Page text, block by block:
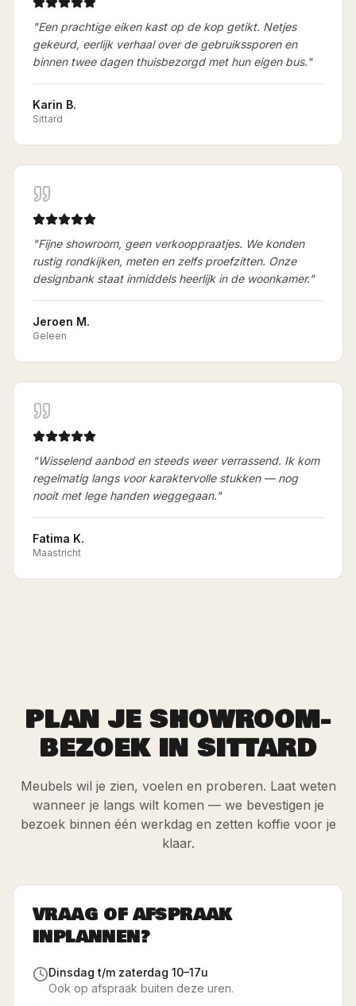
"Een prachtige eiken kast op de kop getikt. Netjes
gekeurd, eerlijk verhaal over de gebruikssporen en
binnen twee dagen thuisbezorgd met hun eigen bus."
Karin B.
Sittard
"Fijne showroom, geen verkooppraatjes. We konden
rustig rondkijken, meten en zelfs proefzitten. Onze
designbank staat inmiddels heerlijk in de woonkamer."
Jeroen M.
Geleen
"Wisselend aanbod en steeds weer verrassend. Ik kom
regelmatig langs voor karaktervolle stukken — nog
nooit met lege handen weggegaan."
Fatima K.
Maastricht
PLAN JE SHOWROOM-
BEZOEK IN SITTARD
Meubels wil je zien, voelen en proberen. Laat weten
wanneer je langs wilt komen — we bevestigen je
bezoek binnen één werkdag en zetten koffie voor je
klaar.
VRAAG OF AFSPRAAK
INPLANNEN?
Dinsdag t/m zaterdag 10–17u
Ook op afspraak buiten deze uren.